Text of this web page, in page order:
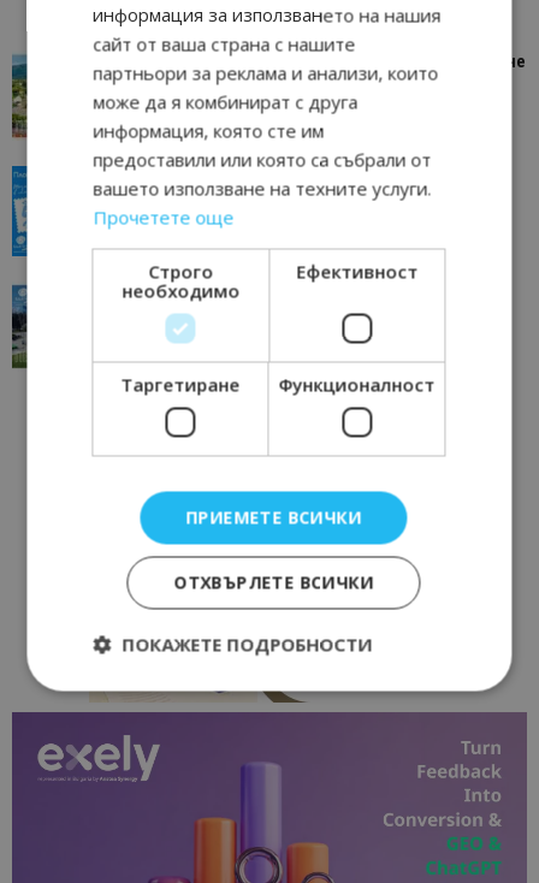
“Пощенска картичка от…”: Петрич – Изживяване
отвъд очакваното
Петрич 11/07/2026 11:22
“Пощенска картичка от…”: Пловдив, градът на
всички времена
Пловдив 23/06/2026 10:00
“Пощенска картичка от…”: Перник – град на
традициите, културата и вдъхновяващите...
Перник
информация за използването на нашия
сайт от ваша страна с нашите
партньори за реклама и анализи, които
може да я комбинират с друга
информация, която сте им
предоставили или която са събрали от
вашето използване на техните услуги.
Прочетете още
Строго
необходимо
Ефективност
Таргетиране Функционалност
ПРИЕМЕТЕ ВСИЧКИ
ОТХВЪРЛЕТЕ ВСИЧКИ
ПОКАЖЕТЕ ПОДРОБНОСТИ
Таргетиране
Строго необходимите бисквитки позволяват
потребителско влизане и управление на
акаунта. Уебсайтът не може да се използва